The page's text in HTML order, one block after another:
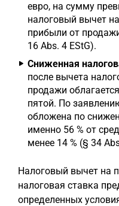
евро, на сумму
налоговый вычет
прибыли от
16 Abs. 4 EStG).
Сниженная
после вычета
продажи
пятой. По
обложена по
именно 56 % от
менее 14 % (§ 34
Налоговый вычет на
налоговая ставка
определенных